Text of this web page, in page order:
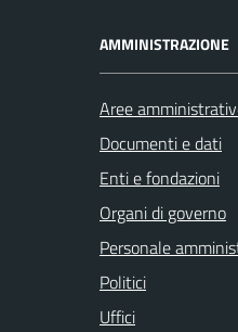
AMMINISTRAZIONE
Aree
Documenti e dati
Enti e fondazioni
Organi di governo
Personale
Politici
Uffici